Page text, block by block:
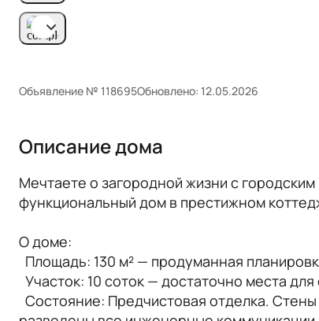
Объявление № 118695Обновлено: 12.05.2026
Описание дома
Мечтаете о загородной жизни с
функциональный дом в престижном
О доме:
Площадь: 130 м² — продуманная
Участок: 10 соток — достаточно места
Состояние: Предчистовая отделка.